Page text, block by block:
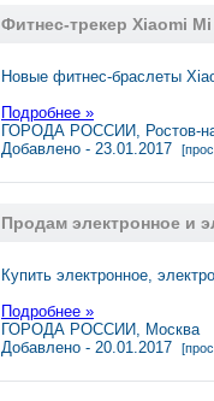
Фитнес-трекер Xiaomi
Новые фитнес-браслеты
Подробнее »
ГОРОДА РОССИИ, Ростов-
Добавлено - 23.01.2017
Продам электронное и
Купить электронное,
Подробнее »
ГОРОДА РОССИИ, Москва
Добавлено - 20.01.2017